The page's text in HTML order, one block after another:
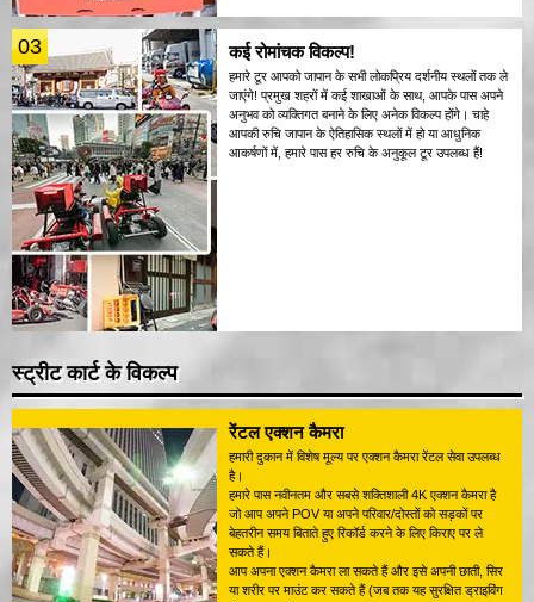
03 कई रोमांचक विकल्प!
हमारे टूर आपको जापान के सभी लोकप्रिय दर्शनीय स्थलों तक ले
जाएंगे! प्रमुख शहरों में कई शाखाओं के साथ, आपके पास अपने
अनुभव को व्यक्तिगत बनाने के लिए अनेक विकल्प होंगे। चाहे
आपकी रुचि जापान के ऐतिहासिक स्थलों में हो या आधुनिक
आकर्षणों में, हमारे पास हर रुचि के अनुकूल टूर उपलब्ध हैं!
स्ट्रीट कार्ट के विकल्प
रेंटल एक्शन कैमरा
हमारी दुकान में विशेष मूल्य पर एक्शन कैमरा रेंटल सेवा उपलब्ध
है।
हमारे पास नवीनतम और सबसे शक्तिशाली 4K एक्शन कैमरा है
जो आप अपने POV या अपने परिवार/दोस्तों को सड़कों पर
बेहतरीन समय बिताते हुए रिकॉर्ड करने के लिए किराए पर ले
सकते हैं।
आप अपना एक्शन कैमरा ला सकते हैं और इसे अपनी छाती, सिर
या शरीर पर माउंट कर सकते हैं (जब तक यह सुरक्षित ड्राइविंग